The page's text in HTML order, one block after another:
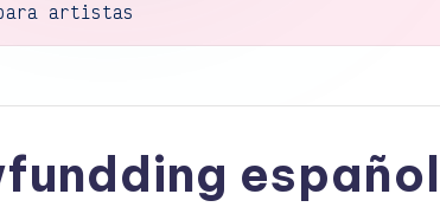
para artistas